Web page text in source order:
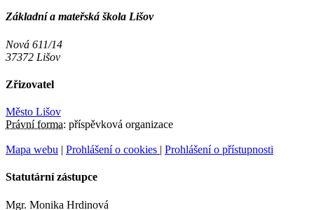
Základní a mateřská škola Lišov
Nová 611/14
37372 Lišov
Zřizovatel
Město Lišov
Právní forma: příspěvková organizace
Mapa webu | Prohlášení o cookies | Prohlášení o přístupnosti
Statutární zástupce
Mgr. Monika Hrdinová